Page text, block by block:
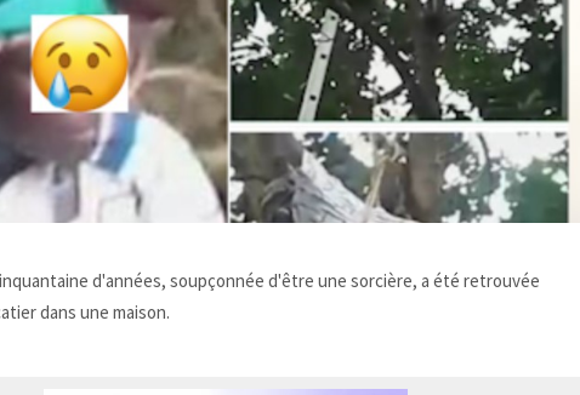
d'années, soupçonnée d'être une sorcière, a été retrouvée
dans une maison.